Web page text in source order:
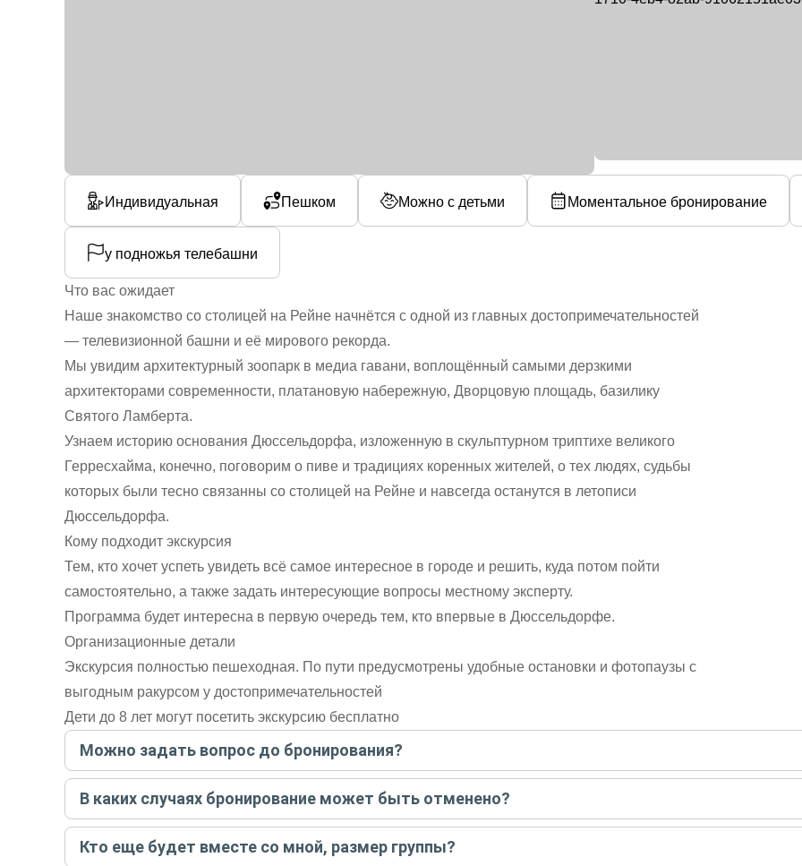
Индивидуальная Пешком Можно с детьми Моментальное бронирование
у подножья телебашни
Что вас ожидает
Наше знакомство со столицей на Рейне начнётся с одной из главных достопримечательностей
— телевизионной башни и её мирового рекорда.
Мы увидим архитектурный зоопарк в медиа гавани, воплощённый самыми дерзкими
архитекторами современности, платановую набережную, Дворцовую площадь, базилику
Святого Ламберта.
Узнаем историю основания Дюссельдорфа, изложенную в скульптурном триптихе великого
Герресхайма, конечно, поговорим о пиве и традициях коренных жителей, о тех людях, судьбы
которых были тесно связанны со столицей на Рейне и навсегда останутся в летописи
Дюссельдорфа.
Кому подходит экскурсия
Тем, кто хочет успеть увидеть всё самое интересное в городе и решить, куда потом пойти
самостоятельно, а также задать интересующие вопросы местному эксперту.
Программа будет интересна в первую очередь тем, кто впервые в Дюссельдорфе.
Организационные детали
Экскурсия полностью пешеходная. По пути предусмотрены удобные остановки и фотопаузы с
выгодным ракурсом у достопримечательностей
Дети до 8 лет могут посетить экскурсию бесплатно
Можно задать вопрос до бронирования?
Достаточно перейти по ссылке «Задать вопрос» и написать гиду. Платить при этом не нужно. Сначала согласуйте с
бронируйте экскурсию.Задать вопрос.
В каких случаях бронирование может быть отменено?
Только в случае неблагоприятных погодных условий, например, если экскурсия на кораблике, а по прогнозу погоды
вас об отмене, а мы вернем предоплату на карту. Во всех остальных случаях экскурсия состоится.
Кто еще будет вместе со мной, размер группы?